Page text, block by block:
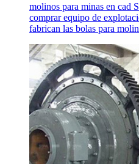
molinos para minas en cad
comprar equipo de
fabrican las bolas para